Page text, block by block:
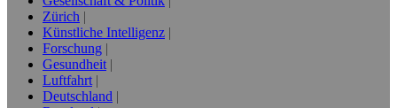
Zürich
Künstliche Intelligenz
Forschung
Gesundheit
Luftfahrt
Deutschland